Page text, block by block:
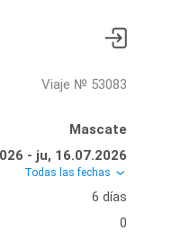
Viaje № 53083
Mascate
- ju, 16.07.2026
Todas las fechas
6 días
0